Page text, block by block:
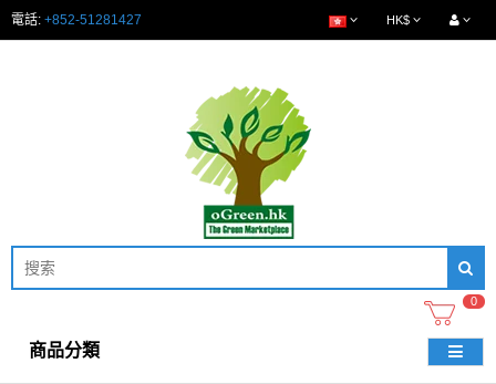
電話: +852-51281427 HK$
0
商品分類